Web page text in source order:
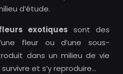
d’étude.
exotiques sont des
fleur ou d’une sous-
dans un milieu de vie
et s’y reproduire…